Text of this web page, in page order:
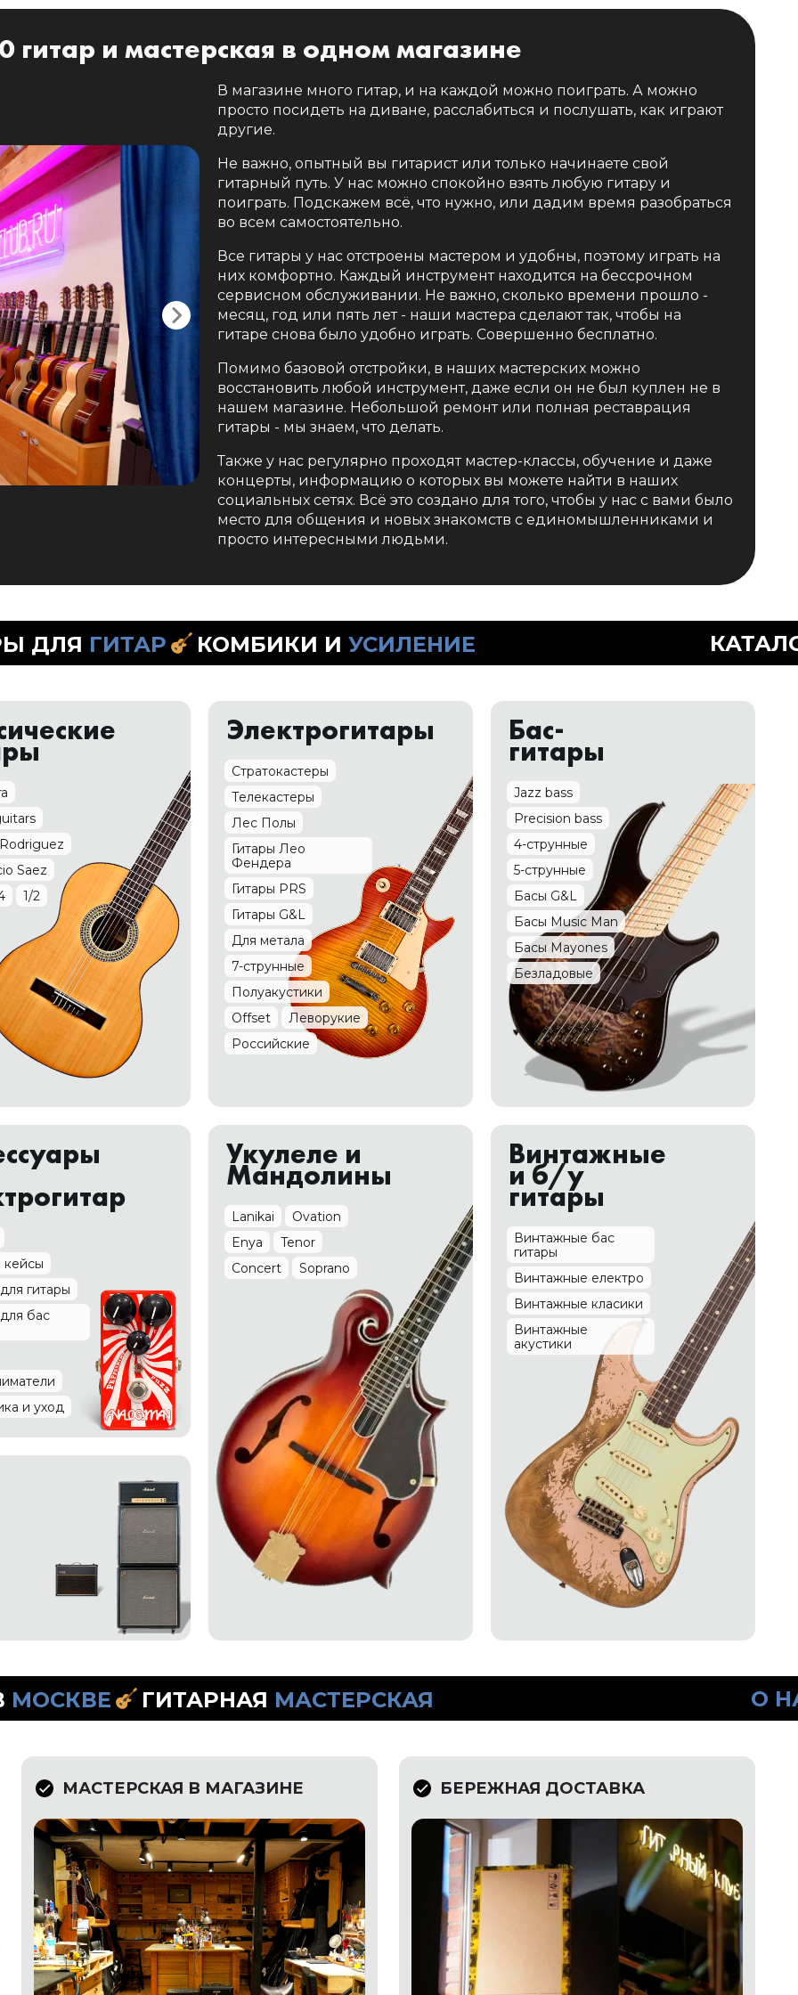
гитар и мастерская в одном магазине
В магазине много гитар, и на каждой можно поиграть. А можно
просто посидеть на диване, расслабиться и послушать, как играют
другие.
Не важно, опытный вы гитарист или только начинаете свой
гитарный путь. У нас можно спокойно взять любую гитару и
поиграть. Подскажем всё, что нужно, или дадим время разобраться
во всем самостоятельно.
Все гитары у нас отстроены мастером и удобны, поэтому играть на
них комфортно. Каждый инструмент находится на бессрочном
сервисном обслуживании. Не важно, сколько времени прошло -
месяц, год или пять лет - наши мастера сделают так, чтобы на
гитаре снова было удобно играть. Совершенно бесплатно.
Помимо базовой отстройки, в наших мастерских можно
восстановить любой инструмент, даже если он не был куплен не в
нашем магазине. Небольшой ремонт или полная реставрация
гитары - мы знаем, что делать.
Также у нас регулярно проходят мастер-классы, обучение и даже
концерты, информацию о которых вы можете найти в наших
социальных сетях. Всё это создано для того, чтобы у нас с вами было
место для общения и новых знакомств с единомышленниками и
просто интересными людьми.
ИУСИЛЕНИЕ
Saez
1/2
Электрогитары
Стратокастеры
Телекастеры
Лес Полы
Гитары Лео
Фендера
Гитары PRS
Гитары G&L
Для метала
7-струнные
Полуакустики
Offset
Леворукие
Российские
Бас-
гитары
Jazz bass
Precision bass
4-струнные
5-струнные
Басы G&L
Басы Musiс Man
Басы Mayones
Безладовые
кейсы
гитары
бас
и уход
Укулеле и
Мандолины
Lanikai
Ovation
Enya
Tenor
Concert
Soprano
Винтажные
и б/у
гитары
Винтажные бас
гитары
Винтажные електро
Винтажные класики
Винтажные
акустики
МАСТЕРСКАЯ МАГАЗИН
МАСТЕРСКАЯ В МАГАЗИНЕ БЕРЕЖНАЯ ДОСТАВКА